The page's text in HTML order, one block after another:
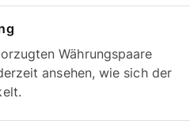
Währungspaare
ansehen, wie sich der